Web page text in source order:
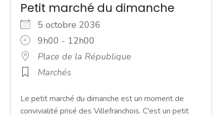
Petit marché du dimanche
5 octobre 2036
9h00 - 12h00
Place de la République
Marchés
Le petit marché du dimanche est un moment de
convivialité prisé des Villefranchois. C'est un petit